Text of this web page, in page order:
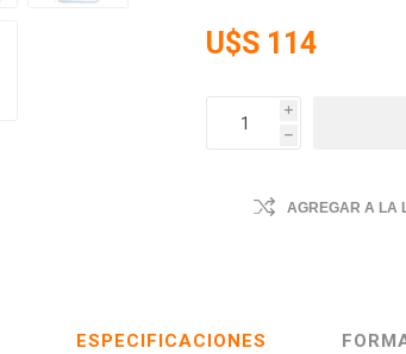
U$S 114
i
h
AGREGAR A LA
ESPECIFICACIONES